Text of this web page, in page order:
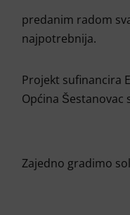
predanim radom
najpotrebnija.
Projekt sufinancira
Općina
Zajedno gradimo